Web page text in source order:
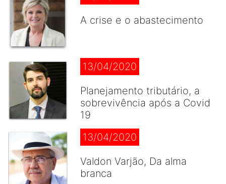
A crise e o abastecimento
13/04/2020
Planejamento tributário, a
sobrevivência após a Covid
19
13/04/2020
Valdon Varjão, Da alma
branca